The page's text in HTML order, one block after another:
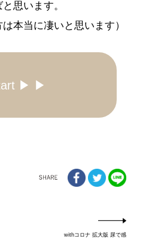
思います。
本当に凄いと思います）
▶︎ ▶︎
withコロナ 拡大版 尿で感